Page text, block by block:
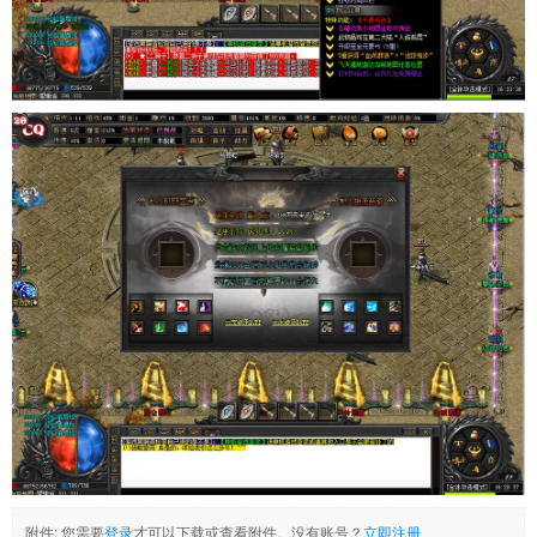
附件:您需要登录才可以下载或查看附件。没有账号？立即注册